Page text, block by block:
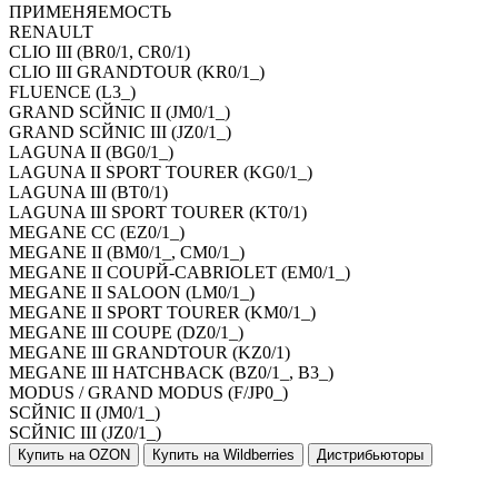
ПРИМЕНЯЕМОСТЬ
RENAULT
CLIO III (BR0/1, CR0/1)
CLIO III GRANDTOUR (KR0/1_)
FLUENCE (L3_)
GRAND SCЙNIC II (JM0/1_)
GRAND SCЙNIC III (JZ0/1_)
LAGUNA II (BG0/1_)
LAGUNA II SPORT TOURER (KG0/1_)
LAGUNA III (BT0/1)
LAGUNA III SPORT TOURER (KT0/1)
MEGANE CC (EZ0/1_)
MEGANE II (BM0/1_, CM0/1_)
MEGANE II COUPЙ-CABRIOLET (EM0/1_)
MEGANE II SALOON (LM0/1_)
MEGANE II SPORT TOURER (KM0/1_)
MEGANE III COUPE (DZ0/1_)
MEGANE III GRANDTOUR (KZ0/1)
MEGANE III HATCHBACK (BZ0/1_, B3_)
MODUS / GRAND MODUS (F/JP0_)
SCЙNIC II (JM0/1_)
SCЙNIC III (JZ0/1_)
Купить на OZON Купить на Wildberries Дистрибьюторы